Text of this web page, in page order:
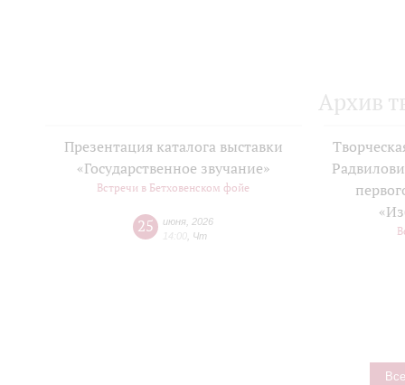
Архив
Презентация каталога выставки
«Государственное звучание»
Встречи в Бетховенском фойе
25 июня 2026
14:00 Чт